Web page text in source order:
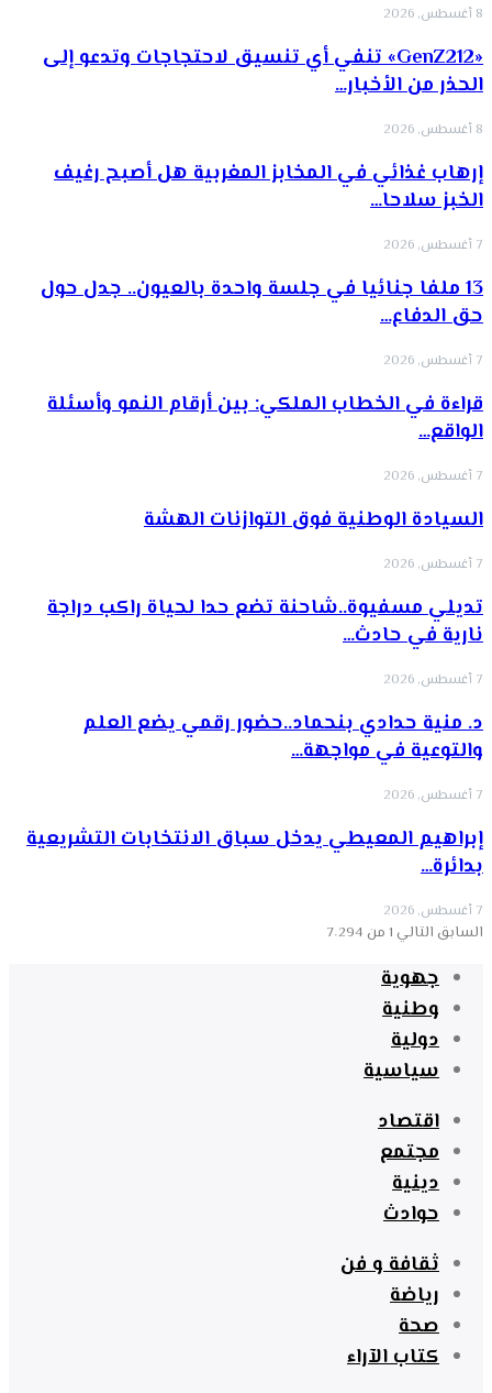
8 أغسطس, 2026
«GenZ212» تنفي أي تنسيق لاحتجاجات وتدعو إلى
الحذر من الأخبار…
8 أغسطس, 2026
إرهاب غذائي في المخابز المغربية هل أصبح رغيف
الخبز سلاحا…
7 أغسطس, 2026
13 ملفا جنائيا في جلسة واحدة بالعيون.. جدل حول
حق الدفاع…
7 أغسطس, 2026
قراءة في الخطاب الملكي: بين أرقام النمو وأسئلة
الواقع…
7 أغسطس, 2026
السيادة الوطنية فوق التوازنات الهشة
7 أغسطس, 2026
تديلي مسفيوة..شاحنة تضع حدا لحياة راكب دراجة
نارية في حادث…
7 أغسطس, 2026
د. منية حدادي بنحماد..حضور رقمي يضع العلم
والتوعية في مواجهة…
7 أغسطس, 2026
إبراهيم المعيطي يدخل سباق الانتخابات التشريعية
بدائرة…
7 أغسطس, 2026
السابق التالي 1 من 7٬294
جهوية
وطنية
دولية
سياسية
اقتصاد
مجتمع
دينية
حوادث
ثقافة و فن
رياضة
صحة
كتاب الآراء